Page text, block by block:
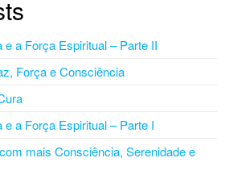
a Força Espiritual – Parte II
Força e Consciência
a Força Espiritual – Parte I
mais Consciência, Serenidade e